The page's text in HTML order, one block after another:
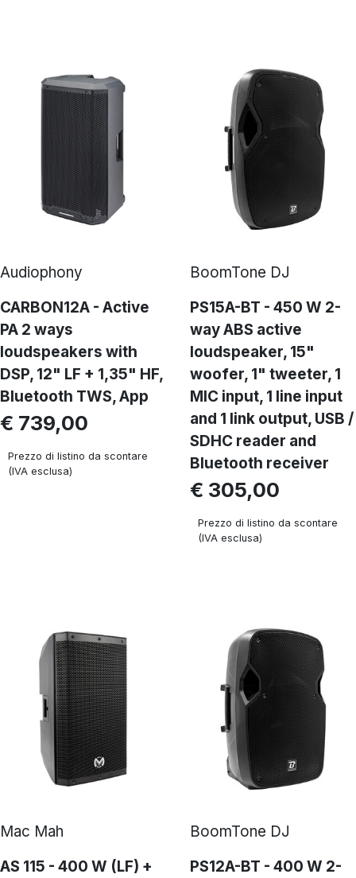
Audiophony
CARBON12A - Active
PA 2 ways
loudspeakers with
DSP, 12" LF + 1,35" HF,
Bluetooth TWS, App
€ 739,00
Prezzo di listino da scontare
(IVA esclusa)
BoomTone DJ
PS15A-BT - 450 W 2-
way ABS active
loudspeaker, 15"
woofer, 1" tweeter, 1
MIC input, 1 line input
and 1 link output, USB /
SDHC reader and
Bluetooth receiver
€ 305,00
Prezzo di listino da scontare
(IVA esclusa)
Mac Mah
AS 115 - 400 W (LF) +
BoomTone DJ
PS12A-BT - 400 W 2-